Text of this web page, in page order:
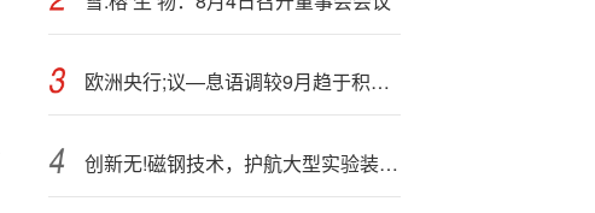
欧洲央行;议—息语调较9月趋于积极 BBVA预计基准利率维持至2026年
创新无!磁钢技术，护航大型实验装置高精度运行